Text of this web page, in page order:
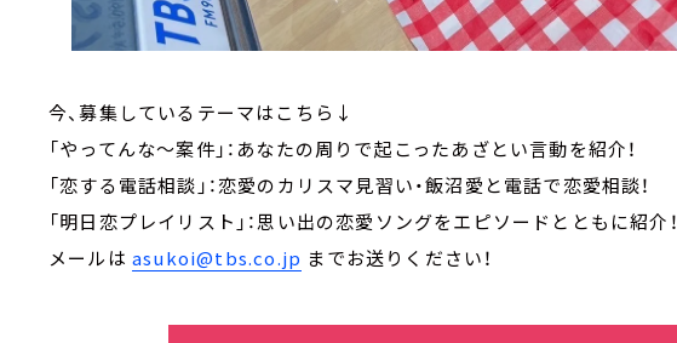
今、募集しているテーマはこちら↓
「やってんな～案件」：あなたの周りで起こったあざとい言動を紹介！
「恋する電話相談」：恋愛のカリスマ見習い・飯沼愛と電話で恋愛相談！
「明日恋プレイリスト」：思い出の恋愛ソングをエピソードとともに紹介！
メールは asukoi@tbs.co.jp までお送りください！